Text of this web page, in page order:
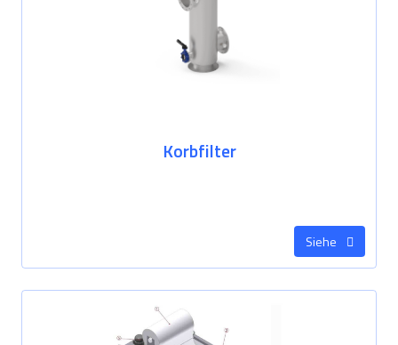
Korbfilter
Siehe